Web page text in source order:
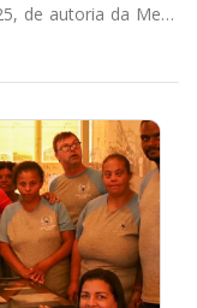
de autoria da Mesa